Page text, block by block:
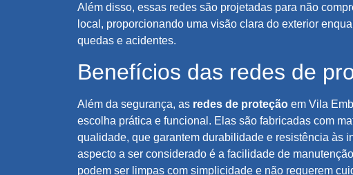
Além disso, essas redes são projetadas para não
local, proporcionando uma visão clara do exterior
quedas e acidentes.
Benefícios das redes de
Além da segurança, as redes de proteção em Vila
escolha prática e funcional. Elas são fabricadas com
qualidade, que garantem durabilidade e resistência às
aspecto a ser considerado é a facilidade de
podem ser limpas com simplicidade e não requerem